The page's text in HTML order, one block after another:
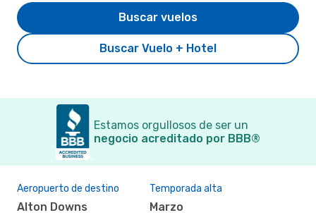
Buscar Vuelo + Hotel
Buscar vuelos
Estamos orgullosos de ser un
negocio acreditado por BBB®
Aeropuerto de destino
Alton Downs
Temporada alta
marzo